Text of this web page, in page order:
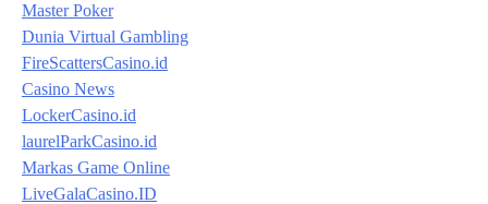
Master Poker
Dunia Virtual Gambling
FireScattersCasino.id
Casino News
LockerCasino.id
laurelParkCasino.id
Markas Game Online
LiveGalaCasino.ID